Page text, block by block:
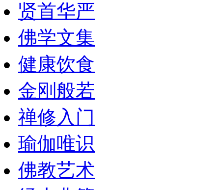
贤首华严
佛学文集
健康饮食
金刚般若
禅修入门
瑜伽唯识
佛教艺术